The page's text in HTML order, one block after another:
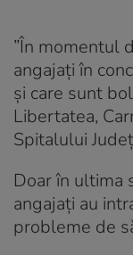
”În momentul
angajați în
și care sunt
Libertatea,
Spitalului
Doar în ultima
angajați au
probleme de